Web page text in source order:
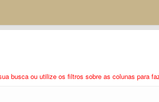
busca ou utilize os filtros sobre as colunas para